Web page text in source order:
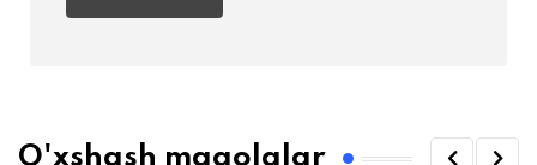
O'xshash maqolalar